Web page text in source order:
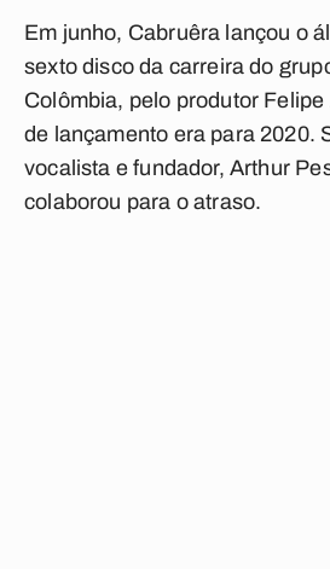
Em junho, Cabruêra lançou o
sexto disco da carreira do
Colômbia, pelo produtor
de lançamento era para 2020.
vocalista e fundador, Arthur
colaborou para o atraso.